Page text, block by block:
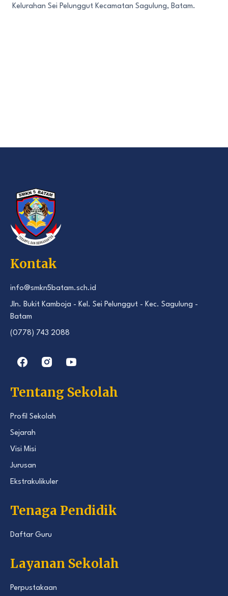
Kelurahan Sei Pelunggut Kecamatan Sagulung, Batam.
Kontak
info@smkn5batam.sch.id
Jln. Bukit Kamboja - Kel. Sei Pelunggut - Kec. Sagulung -
Batam
(0778) 743 2088
Tentang Sekolah
Profil Sekolah
Sejarah
Visi Misi
Jurusan
Ekstrakulikuler
Tenaga Pendidik
Daftar Guru
Layanan Sekolah
Perpustakaan